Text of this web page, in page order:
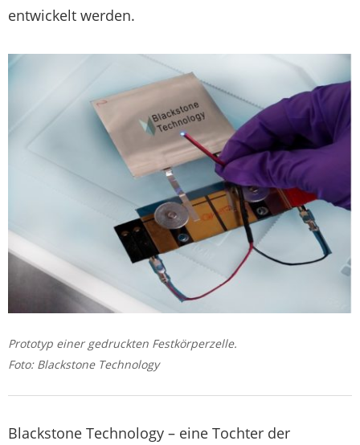
entwickelt werden.
Prototyp einer gedruckten Festkörperzelle.
Foto: Blackstone Technology
Blackstone Technology – eine Tochter der